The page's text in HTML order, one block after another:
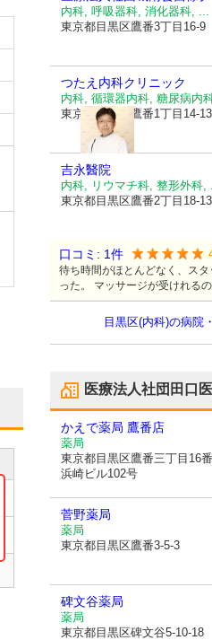
内科, 呼吸器科, 消化器科, ...
東京都目黒区鷹番3丁目16-9
つたえ内科クリニック
内科, 循環器内科, 糖尿病内
東京都目黒区
鷹番1丁目14-13
吉永醫院
内科, リウマチ科, 整形外科,
東京都目黒区鷹番2丁目18-13
口コミ: 1件
待ち時間がほとんどなく、ス
った。 マッサージが受けれる
目黒区(内科)の病院
医療法人社団田口
かえで薬局 鷹番店
薬局
東京都目黒区鷹番三丁目16
浜崎ビル102号
菅野薬局
薬局
東京都目黒区鷹番3-5-3
碑文谷薬局
薬局
東京都目黒区碑文谷5-10-18